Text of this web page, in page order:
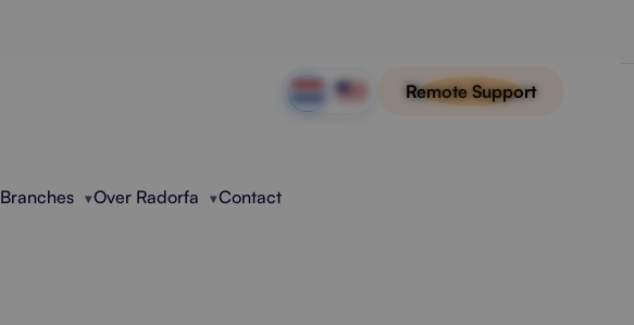
Remote Support
Branches Over Radorfa Contact